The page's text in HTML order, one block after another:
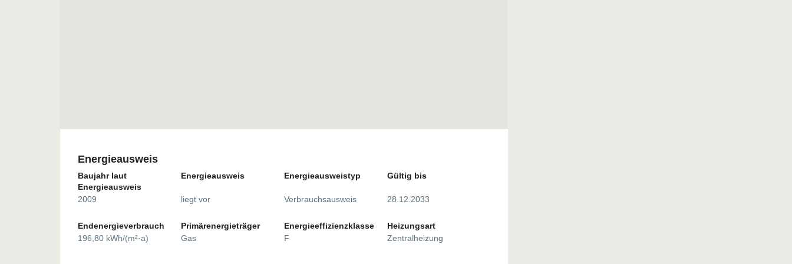
Energieausweis
Baujahr laut
Energieausweis
2009
Energieausweis
liegt vor
Energie­ausweistyp
Verbrauchsausweis
Gültig bis
28.12.2033
Endenergieverbrauch
196,80 kWh/(m²·a)
Primärenergieträger
Gas
Energieeffizienzklasse
F
Heizungsart
Zentralheizung